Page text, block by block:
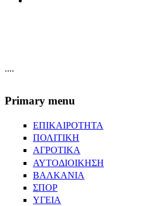
....
Primary menu
ΕΠΙΚΑΙΡΟΤΗΤΑ
ΠΟΛΙΤΙΚΗ
ΑΓΡΟΤΙΚΑ
ΑΥΤΟΔΙΟΙΚΗΣΗ
ΒΑΛΚΑΝΙΑ
ΣΠΟΡ
ΥΓΕΙΑ